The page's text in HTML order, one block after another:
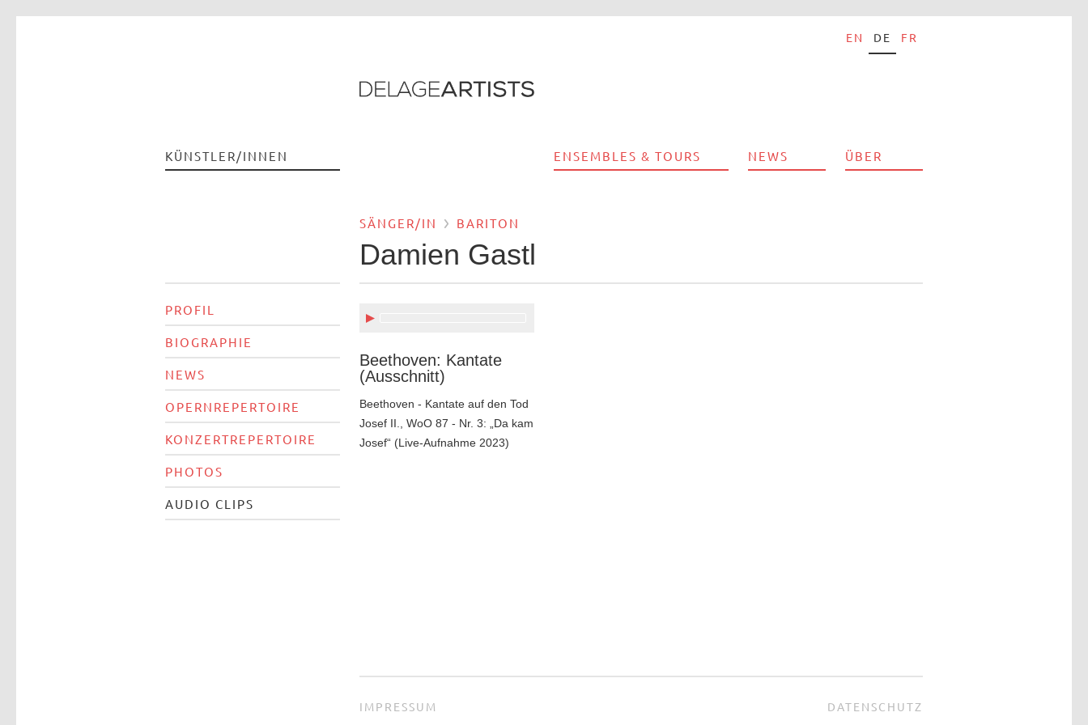
EN DE FR
KÜNSTLER/INNEN ENSEMBLES & TOURS NEWS ÜBER
SÄNGER/IN BARITON
Damien Gastl
PROFIL
BIOGRAPHIE
NEWS
OPERNREPERTOIRE
KONZERTREPERTOIRE
PHOTOS
AUDIO CLIPS
Beethoven: Kantate
(Ausschnitt)
Beethoven - Kantate auf den Tod
Josef II., WoO 87 - Nr. 3: „Da kam
Josef“ (Live-Aufnahme 2023)
IMPRESSUM DATENSCHUTZ